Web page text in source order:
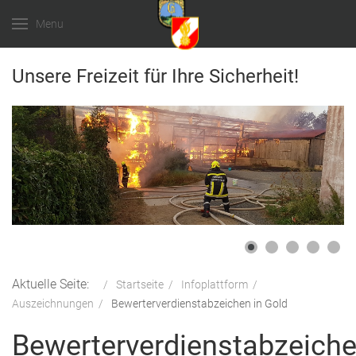
Menu
Unsere Freizeit für Ihre Sicherheit!
Aktuelle Seite: Startseite
Infoplattform
Auszeichnungen
Bewerterverdienstabzeichen in Gold